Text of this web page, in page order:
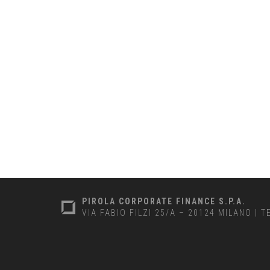
PIROLA CORPORATE FINANCE S.P.A.
VIA FABIO FILZI 25/A – 20124 MILANO